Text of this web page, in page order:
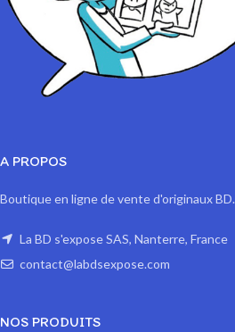
A PROPOS
Boutique en ligne de vente d'originaux BD.
La BD s'expose SAS, Nanterre, France
contact@labdsexpose.com
NOS PRODUITS